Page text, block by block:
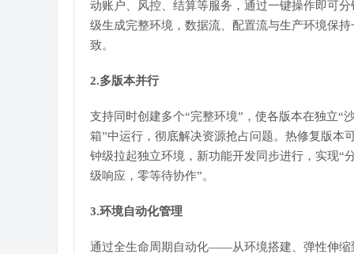
动账户、风控、结算等服务，通过一键操作即可分
级生成完整环境，数据流、配置流与生产环境保持
致。
2.多版本并行
支持同时创建多个“完整环境”，使各版本在独立“
箱”中运行，彻底解决资源抢占问题。热修复版本
钟级拉起独立环境，新功能开发同步进行，实现“
级响应，零等待协作”。
3.环境自动化管理
通过全生命周期自动化——从环境搭建、弹性伸缩